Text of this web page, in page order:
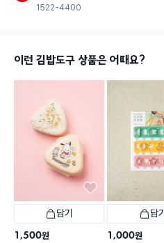
1522-4400
이런 김밥도구 상품은 어때요?
담기
1,500원
담기
1,000원